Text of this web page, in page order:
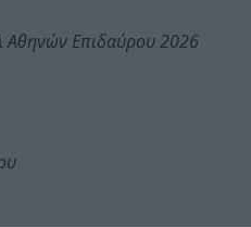
Αθηνών Επιδαύρου 2026